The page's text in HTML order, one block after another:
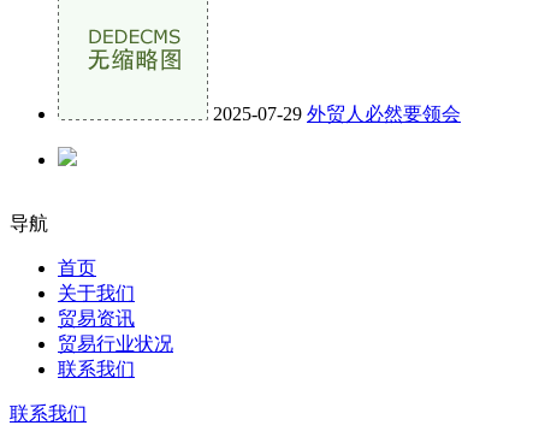
2025-07-29 外贸人必然要领会
导航
首页
关于我们
贸易资讯
贸易行业状况
联系我们
联系我们